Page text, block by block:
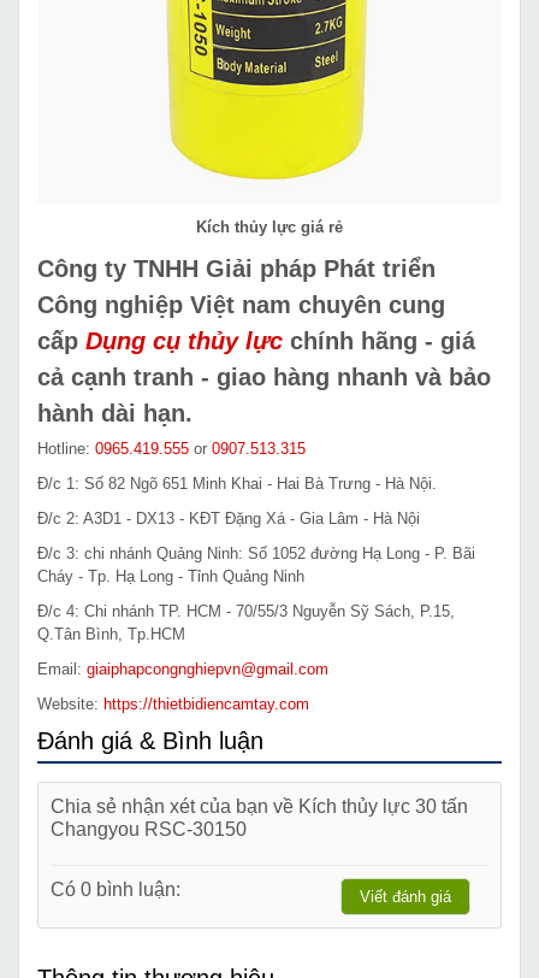
Kích thủy lực giá rẻ
Công ty TNHH Giải pháp Phát triển
Công nghiệp Việt nam chuyên cung
cấp Dụng cụ thủy lực chính hãng - giá
cả cạnh tranh - giao hàng nhanh và bảo
hành dài hạn.
Hotline: 0965.419.555 or 0907.513.315
Đ/c 1: Số 82 Ngõ 651 Minh Khai - Hai Bà Trưng - Hà Nội.
Đ/c 2: A3D1 - DX13 - KĐT Đặng Xá - Gia Lâm - Hà Nội
Đ/c 3: chi nhánh Quảng Ninh: Số 1052 đường Hạ Long - P. Bãi
Cháy - Tp. Hạ Long - Tỉnh Quảng Ninh
Đ/c 4: Chi nhánh TP. HCM - 70/55/3 Nguyễn Sỹ Sách, P.15,
Q.Tân Bình, Tp.HCM
Email: giaiphapcongnghiepvn@gmail.com
Website: https://thietbidiencamtay.com
Đánh giá & Bình luận
Chia sẻ nhận xét của bạn về Kích thủy lực 30 tấn
Changyou RSC-30150
Có 0 bình luận: Viết đánh giá